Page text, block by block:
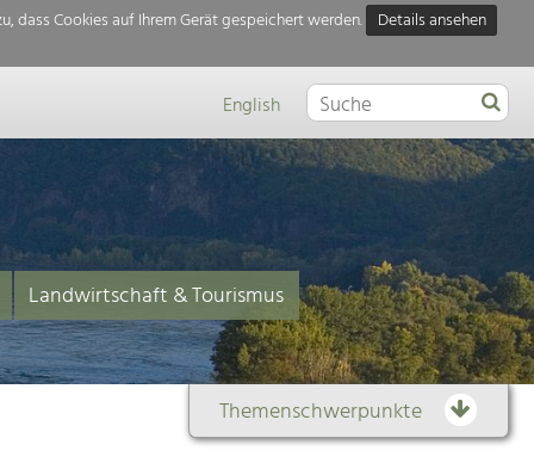
dass Cookies auf Ihrem Gerät gespeichert werden.
Details ansehen
English
Landwirtschaft & Tourismus
Themenschwerpunkte